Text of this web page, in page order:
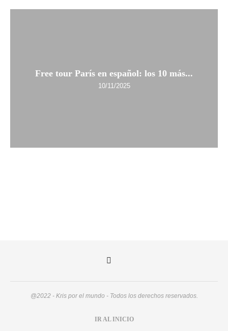
Free tour París en español: los 10 más...
10/11/2025
@2022 - Kris por el mundo - Todos los derechos reservados.
IR AL INICIO